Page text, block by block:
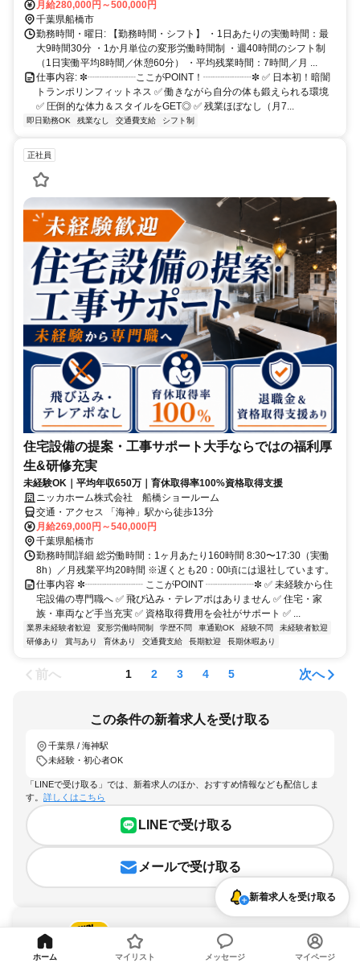
月給280,000円～500,000円
千葉県船橋市
勤務時間・曜日: 【勤務時間・シフト】 ・1日あたりの実働時間：最
大9時間30分 ・1か月単位の変形労働時間制 ・週40時間のシフト制
（1日実働平均8時間／休憩60分） ・平均残業時間：7時間／月 ...
仕事内容: ✼┈┈┈┈┈ここがPOINT！┈┈┈┈┈✼ ✅ 日本初！暗闇
トランポリンフィットネス ✅ 働きながら自分の体も鍛えられる環境
✅ 圧倒的な体力＆スタイルをGET◎ ✅ 残業ほぼなし（月7...
即日勤務OK 残業なし 交通費支給 シフト制
正社員
住宅設備の提案・工事サポート大手ならではの福利厚
生&研修充実
未経験OK｜平均年収650万｜育休取得率100%資格取得支援
ニッカホーム株式会社 船橋ショールーム
交通・アクセス 「海神」駅から徒歩13分
月給269,000円～540,000円
千葉県船橋市
勤務時間詳細 総労働時間：1ヶ月あたり160時間 8:30〜17:30（実働
8h）／月残業平均20時間 ※遅くとも20：00頃には退社しています。
仕事内容 ✼┈┈┈┈┈┈ ここがPOINT ┈┈┈┈┈✼ ✅ 未経験から住
宅設備の専門職へ ✅ 飛び込み・テレアポはありません ✅ 住宅・家
族・車両など手当充実 ✅ 資格取得費用を会社がサポート ✅ ...
業界未経験者歓迎 変形労働時間制 学歴不問 車通勤OK 経験不問
未経験者歓迎
研修あり
賞与あり 育休あり 交通費支給 長期歓迎 長期休暇あり
前へ 1 2 3 4 5 次へ
この条件の新着求人を受け取る
千葉県 / 海神駅
未経験・初心者OK
「LINEで受け取る」では、新着求人のほか、おすすめ情報なども配信しま
す。 詳しくはこちら
LINEで受け取る
メールで受け取る
新着求人を受け取る
ホーム マイリスト メッセージ マイページ